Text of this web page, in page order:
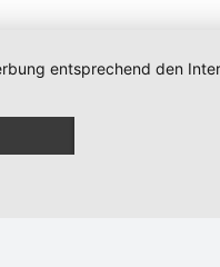
entsprechend den